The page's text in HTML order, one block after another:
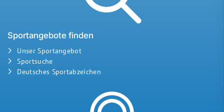
Sportangebote finden
Unser Sportangebot
Sportsuche
Deutsches Sportabzeichen